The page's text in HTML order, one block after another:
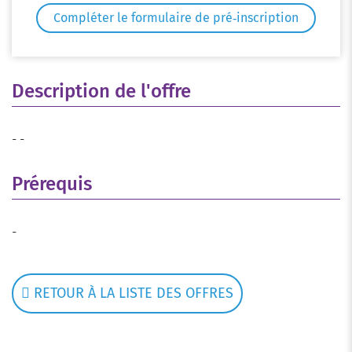
Description de l'offre
- -
Prérequis
-
RETOUR À LA LISTE DES OFFRES
Compléter le formulaire de pré‑inscription